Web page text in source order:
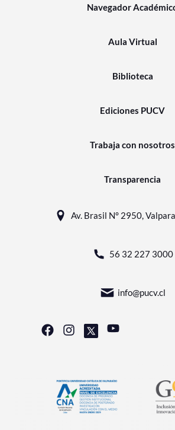
Navegador
Aula Virtual
Biblioteca
Ediciones PUCV
Trabaja con nosotros
Transparencia
Av. Brasil N° 2950,
56 32 227 3000
info@pucv.cl